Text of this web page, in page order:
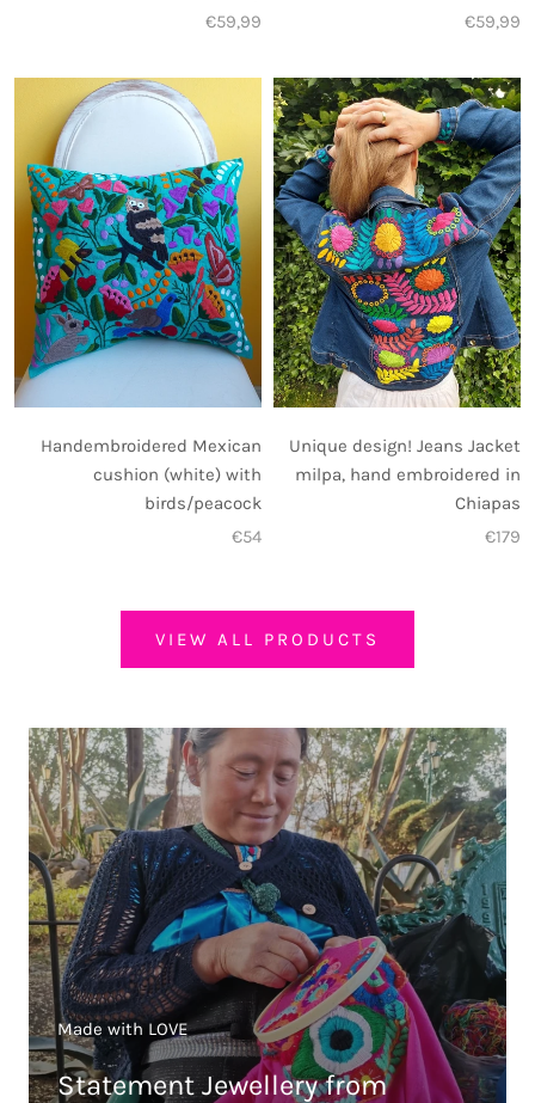
€59,99
€59,99
Handembroidered Mexican
cushion (white) with
birds/peacock
€54
Unique design! Jeans Jacket
milpa, hand embroidered in
Chiapas
€179
VIEW ALL PRODUCTS
Made with LOVE
Statement Jewellery from